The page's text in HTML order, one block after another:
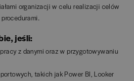
organizacji w celu realizacji celów
jeśli:
z danymi oraz w przygotowywaniu
takich jak Power BI, Looker